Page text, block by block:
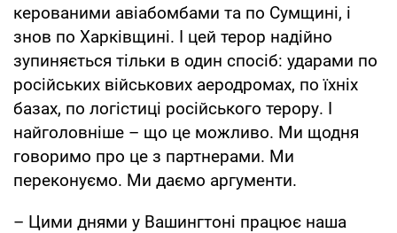
керованими авіабомбами та по Сумщині, і
знов по Харківщині. І цей терор надійно
зупиняється тільки в один спосіб: ударами по
російських військових аеродромах, по їхніх
базах, по логістиці російського терору. І
найголовніше – що це можливо. Ми щодня
говоримо про це з партнерами. Ми
переконуємо. Ми даємо аргументи.
– Цими днями у Вашингтоні працює наша